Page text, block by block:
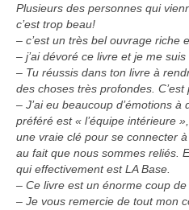
Plusieurs des personnes qui
c’est trop beau!
– c’est un très bel ouvrage riche
– j’ai dévoré ce livre et je me
– Tu réussis dans ton livre à
des choses très profondes. C’est
– J’ai eu beaucoup d’émotions
préféré est « l’équipe intérieure
une vraie clé pour se connecter
au fait que nous sommes reliés.
qui effectivement est LA Base.
– Ce livre est un énorme coup
– Je vous remercie de tout mon